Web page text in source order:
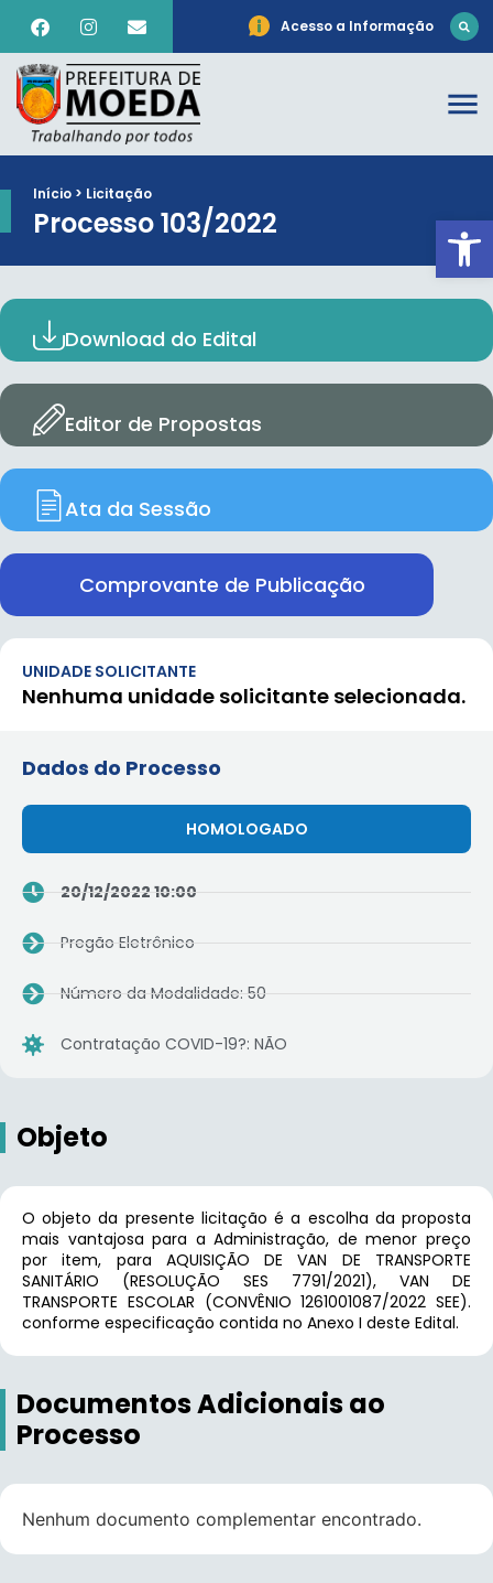
Acesso a Informação
Início > Licitação
Processo 103/2022
Download do Edital
Editor de Propostas
Ata da Sessão
Comprovante de Publicação
UNIDADE SOLICITANTE
Nenhuma unidade solicitante selecionada.
Dados do Processo
HOMOLOGADO
20/12/2022 10:00
Pregão Eletrônico
Número da Modalidade: 50
Contratação COVID-19?: NÃO
Objeto
O objeto da presente licitação é a escolha da proposta
mais vantajosa para a Administração, de menor preço
por item, para AQUISIÇÃO DE VAN DE TRANSPORTE
SANITÁRIO (RESOLUÇÃO SES 7791/2021), VAN DE
TRANSPORTE ESCOLAR (CONVÊNIO 1261001087/2022 SEE).
conforme especificação contida no Anexo I deste Edital.
Documentos Adicionais ao
Processo
Nenhum documento complementar encontrado.